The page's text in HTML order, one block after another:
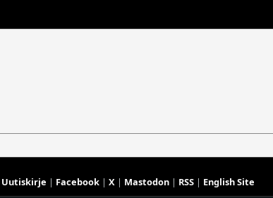
Uutiskirje | Facebook| X| Mastodon| RSS| English Site